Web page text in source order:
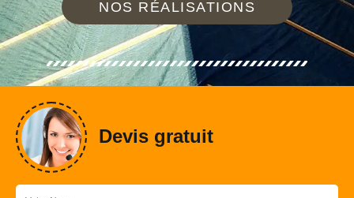
NOS RÉALISATIONS
Devis gratuit